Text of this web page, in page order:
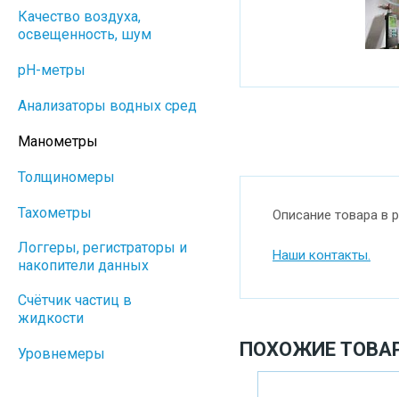
Описание товара в
Наши контакты.
ПОХОЖИЕ
Качество воздуха,
освещенность, шум
pH-метры
Анализаторы водных сред
Манометры
Толщиномеры
Тахометры
Логгеры, регистраторы и
накопители данных
Cчётчик частиц в
жидкости
Уровнемеры